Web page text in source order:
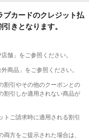
ブカードのクレジット払
きとなります。
舗」をご参照ください。
商品」をご参照ください。
割引やその他のクーポンとの
割引しか適用されない商品が
ご請求時に適用される割引
方をご提示された場合は、